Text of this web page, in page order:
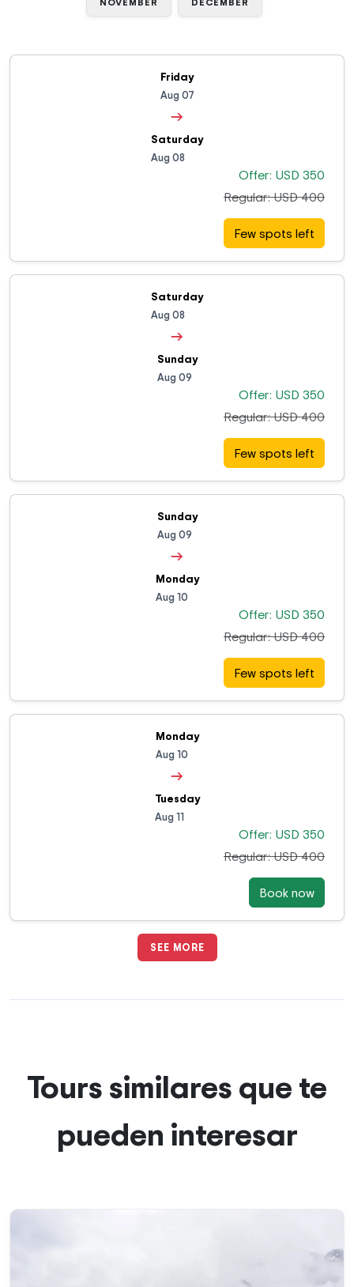
Friday
Aug 07
→
Saturday
Aug 08
Offer: USD 350
Regular: USD 400
Few spots left
Saturday
Aug 08
→
Sunday
Aug 09
Offer: USD 350
Regular: USD 400
Few spots left
Sunday
Aug 09
→
Monday
Aug 10
Offer: USD 350
Regular: USD 400
Few spots left
Monday
Aug 10
→
Tuesday
Aug 11
Offer: USD 350
Regular: USD 400
Book now
SEE MORE
Tours similares que te
pueden interesar